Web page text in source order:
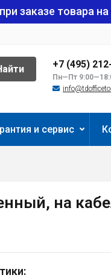
при заказе товара на
+7 (495)
Пн—Пт
и сервис
на